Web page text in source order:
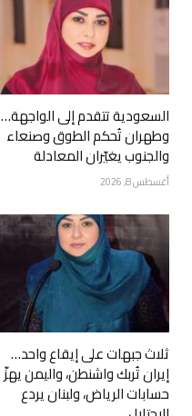
السعودية تتقدم إلى الواجهة…
وطهران تُحكم الطوق وصنعاء
والجنوب يغيّران المعادلة
أغسطس 8, 2026
ثلاث جبهات على إيقاع واحد…
إيران تُربك واشنطن، واليمن يهزّ
حسابات الرياض، ولبنان يردع